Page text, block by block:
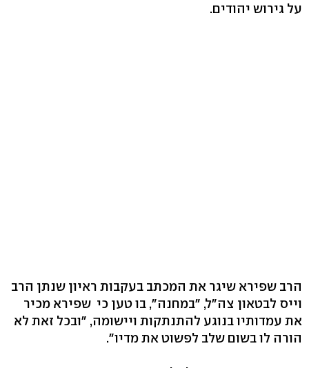
על גירוש יהודים.
הרב שפירא שיגר את המכתב בעקבות ראיון שנתן הרב
וייס לבטאון צה"ל, "במחנה", בו טען כי שפירא מכיר
את עמדותיו בנוגע להתנתקות ויישומה, "ובכל זאת לא
הורה לו בשום שלב לפשוט את מדיו".